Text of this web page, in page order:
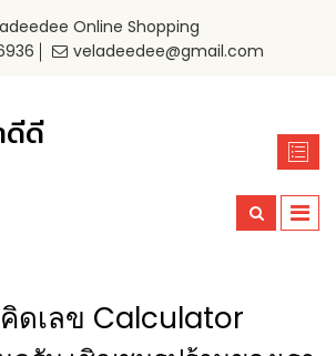
Online Shopping
veladeedee@gmail.com
ดีดี
คิดเลข Calculator